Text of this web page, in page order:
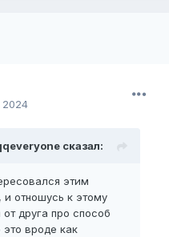
2024
сказал:
этим
и отношусь к этому
друга про способ
это вроде как